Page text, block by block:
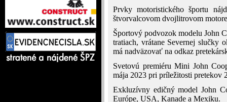
Prvky motoristického športu
štvorvalcovom dvojlitrovom
Športový podvozok modelu John
tratiach, vrátane Severnej slučky
má nadväzovať na odkaz
Svetovú premiéru Mini John
mája 2023 pri príležitosti pretekov
Exkluzívny edičný model John
Európe, USA, Kanade a Mexiku.